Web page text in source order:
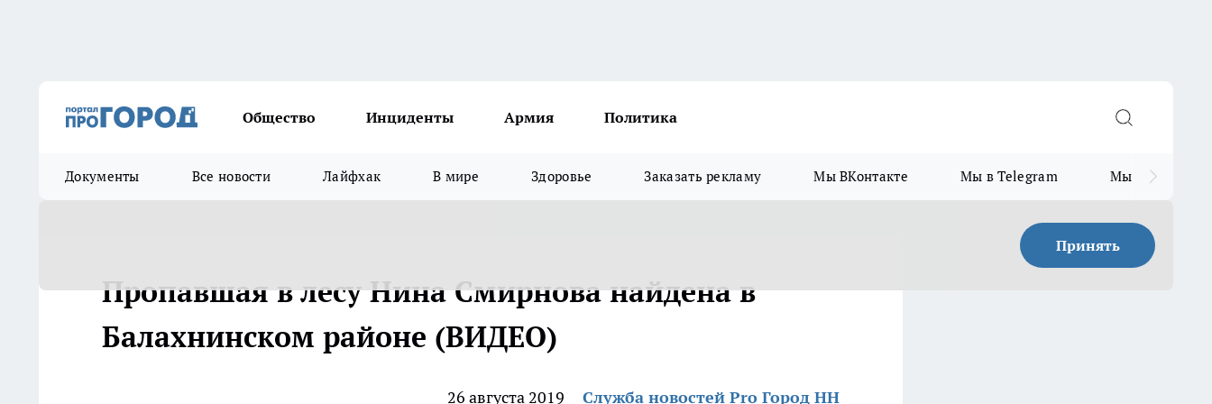
Общество Инциденты Армия Политика
Документы Все новости Лайфхак В мире Здоровье Заказать рекламу Мы ВКонтакте Мы в Telegram Мы в MAX
Принять
Пропавшая в лесу Нина Смирнова найдена в
Балахнинском районе (ВИДЕО)
26 августа 2019
Служба новостей Pro Город НН